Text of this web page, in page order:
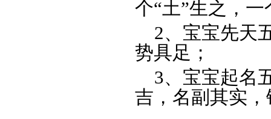
个“土”生之，
2、宝宝先天
势具足 ；
3、宝宝起名
吉，名副其实